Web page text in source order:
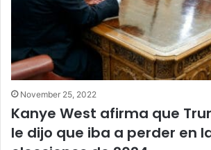
November 25, 2022
Kanye West afirma que
le dijo que iba a perder en